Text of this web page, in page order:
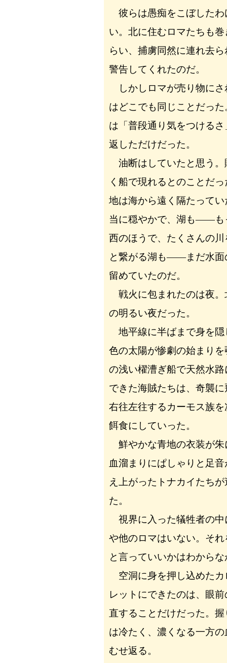
彼らは愚痴をこぼしたわ
い。北に住むロマたちも
らい、捕虜同然に連れ去
警告してくれたのだ。
しかしロマが売り物にさ
はどこでも同じことだっ
は「普段通り気をつける
返しただけだった。
油断はしていたと思う。
く船で現れるとのことだ
地は海から遠く隔たって
当に穏やかで、湖も――も
西のほうで、たくさんの
と繋がる湖も――まだ水面
留めていたのだ。
戦火に包まれたのは夜。
の明るい夜だった。
地平線に半ばまで身を隠
色の太陽が惨劇の始まり
の浅い櫂漕ぎ船で天然水
できた海賊たちは、奇襲
右往左往するカーモス族
餌食にしていった。
鮮やかな青地の衣装が朱
血溜まりにぱしゃりと足
え上がったトナカイたち
た。
視界に入った犠牲者の中
や他のロマはいない。そ
と言っていいかはわから
空洞に身を押し込めたカ
レットにできたのは、眼
直することだけだった。
は冷たく、濃くなる一方
むせ返る。